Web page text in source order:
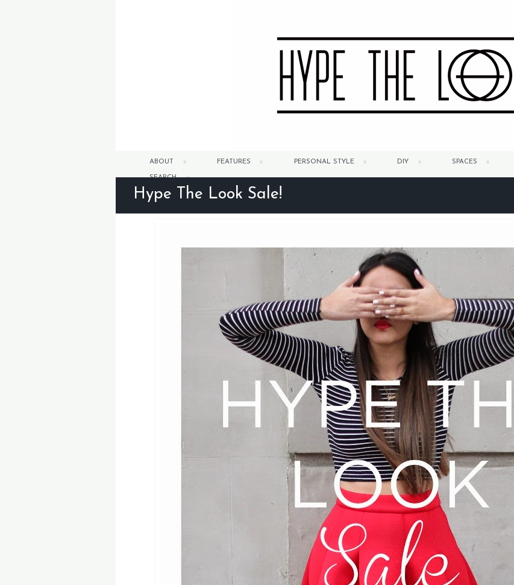
ABOUT FEATURES PERSONAL STYLE DIY SPACES
SEARCH
Hype The Look Sale!